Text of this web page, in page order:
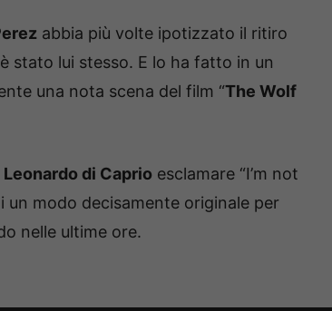
abbia più volte ipotizzato il ritiro
stato lui stesso. E lo ha fatto in un
una nota scena del film “The Wolf
Leonardo di Caprio esclamare “I’m not
un modo decisamente originale per
nelle ultime ore.